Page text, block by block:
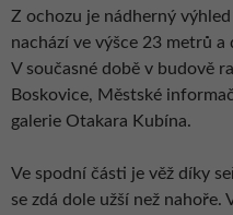
Z ochozu je nádherný
nachází ve výšce 23 metrů a
V současné době v budově
Boskovice, Městské
galerie Otakara Kubína.
Ve spodní části je věž díky
se zdá dole užší než